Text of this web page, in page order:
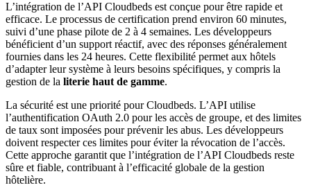
L’intégration de l’API Cloudbeds est conçue pour être rapide et
efficace. Le processus de certification prend environ 60 minutes,
suivi d’une phase pilote de 2 à 4 semaines. Les développeurs
bénéficient d’un support réactif, avec des réponses généralement
fournies dans les 24 heures. Cette flexibilité permet aux hôtels
d’adapter leur système à leurs besoins spécifiques, y compris la
gestion de la literie haut de gamme.
La sécurité est une priorité pour Cloudbeds. L’API utilise
l’authentification OAuth 2.0 pour les accès de groupe, et des limites
de taux sont imposées pour prévenir les abus. Les développeurs
doivent respecter ces limites pour éviter la révocation de l’accès.
Cette approche garantit que l’intégration de l’API Cloudbeds reste
sûre et fiable, contribuant à l’efficacité globale de la gestion
hôtelière.